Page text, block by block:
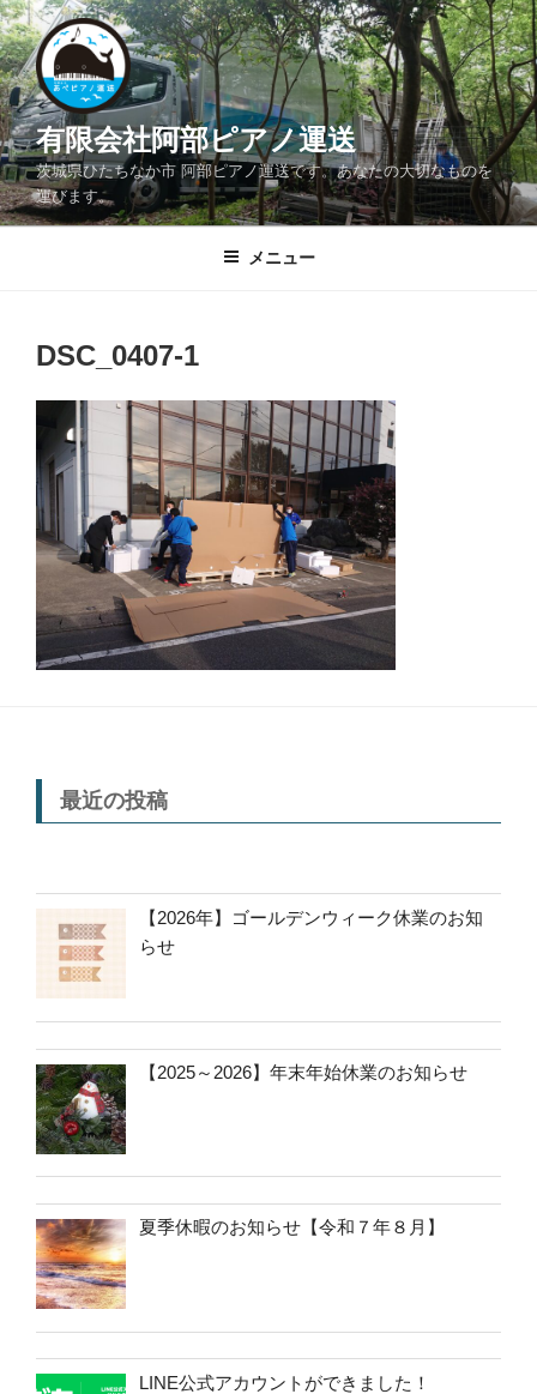
コ
ン
テ
ン
ツ
へ
ス
キ
有限会社阿部ピアノ運送
茨城県ひたちなか市 阿部ピアノ運送です。あなたの大切なものを
運びます。
メニュー
DSC_0407-1
最近の投稿
【2026年】ゴールデンウィーク休業のお知
らせ
【2025～2026】年末年始休業のお知らせ
夏季休暇のお知らせ【令和７年８月】
LINE公式アカウントができました！